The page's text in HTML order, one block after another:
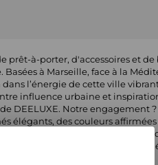
prêt-à-porter, d'accessoires et
à Marseille, face à la
l’énergie de cette ville
influence urbaine et
DEELUXE. Notre engagement ?
élégants, des couleurs affirmées
et des accessoires de qualité,
incarne un équilibre subtil entre